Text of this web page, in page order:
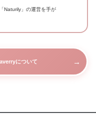
Naturily」の運営を手が
について →